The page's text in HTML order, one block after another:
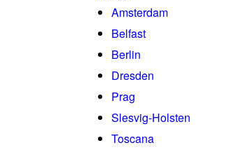
Amsterdam
Belfast
Berlin
Dresden
Prag
Slesvig-Holsten
Toscana